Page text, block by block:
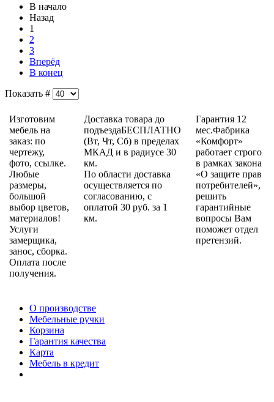
В начало
Назад
1
2
3
Вперёд
В конец
Показать #
Изготовим
мебель на
заказ: по
чертежу,
фото, ссылке.
Любые
размеры,
большой
выбор цветов,
материалов!
Услуги
замерщика,
занос, сборка.
Оплата после
получения.
Доставка товара до
подъездаБЕСПЛАТНО
(Вт, Чт, Сб) в пределах
МКАД и в радиусе 30
км.
По области доставка
осуществляется по
согласованию, с
оплатой 30 руб. за 1
км.
Гарантия 12
мес.Фабрика
«Комфорт»
работает строго
в рамках закона
«О защите прав
потребителей»,
решить
гарантийные
вопросы Вам
поможет отдел
претензий.
О производстве
Мебельные ручки
Корзина
Гарантия качества
Карта
Мебель в кредит